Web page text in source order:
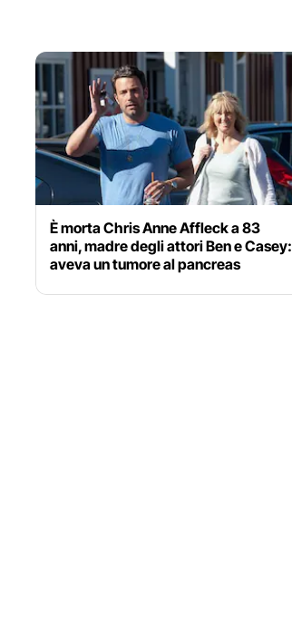
È morta Chris Anne Affleck a 83
anni, madre degli attori Ben e Casey:
aveva un tumore al pancreas